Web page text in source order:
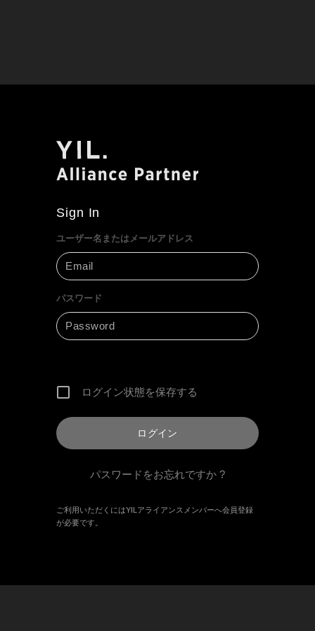
Sign In
ユーザー名またはメールアドレス
パスワード
ログイン状態を保存する
パスワードをお忘れですか ?
ご利用いただくにはYILアライアンスメンバーへ会員登録
が必要です。